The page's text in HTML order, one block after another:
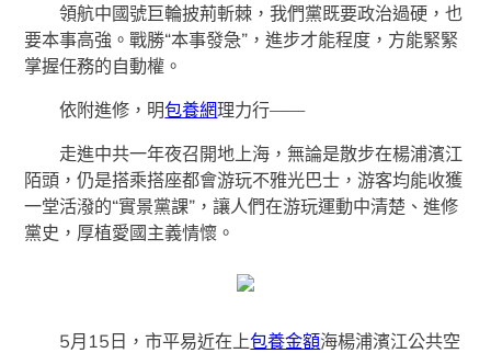
領航中國號巨輪披荊斬棘，我們黨既要政治過硬，也
要本事高強。戰勝“本事發急”，進步才能程度，方能緊緊
掌握任務的自動權。
依附進修，明包養網理力行——
走進中共一年夜召開地上海，無論是散步在楊浦濱江
陌頭，仍是搭乘搭座都會游玩不雅光巴士，游客均能收獲
一堂活潑的“實景黨課”，讓人們在游玩運動中清楚、進修
黨史，厚植愛國主義情懷。
5月15日，市平易近在上包養金額海楊浦濱江公共空